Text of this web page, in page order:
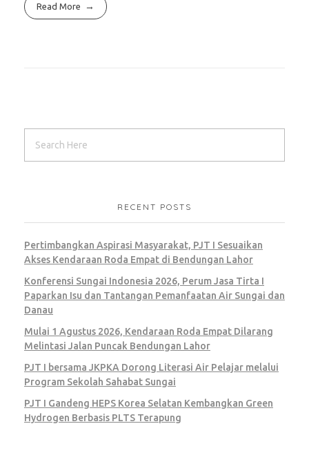
Read More
RECENT POSTS
Pertimbangkan Aspirasi Masyarakat, PJT I Sesuaikan
Akses Kendaraan Roda Empat di Bendungan Lahor
Konferensi Sungai Indonesia 2026, Perum Jasa Tirta I
Paparkan Isu dan Tantangan Pemanfaatan Air Sungai dan
Danau
Mulai 1 Agustus 2026, Kendaraan Roda Empat Dilarang
Melintasi Jalan Puncak Bendungan Lahor
PJT I bersama JKPKA Dorong Literasi Air Pelajar melalui
Program Sekolah Sahabat Sungai
PJT I Gandeng HEPS Korea Selatan Kembangkan Green
Hydrogen Berbasis PLTS Terapung